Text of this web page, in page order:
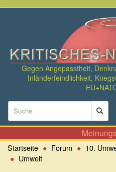
Direkt
Gegen Angepasstheit,
Inländerfeindlichkeit,
Suchformular
Suche
Startseite Forum
10.
Umwelt